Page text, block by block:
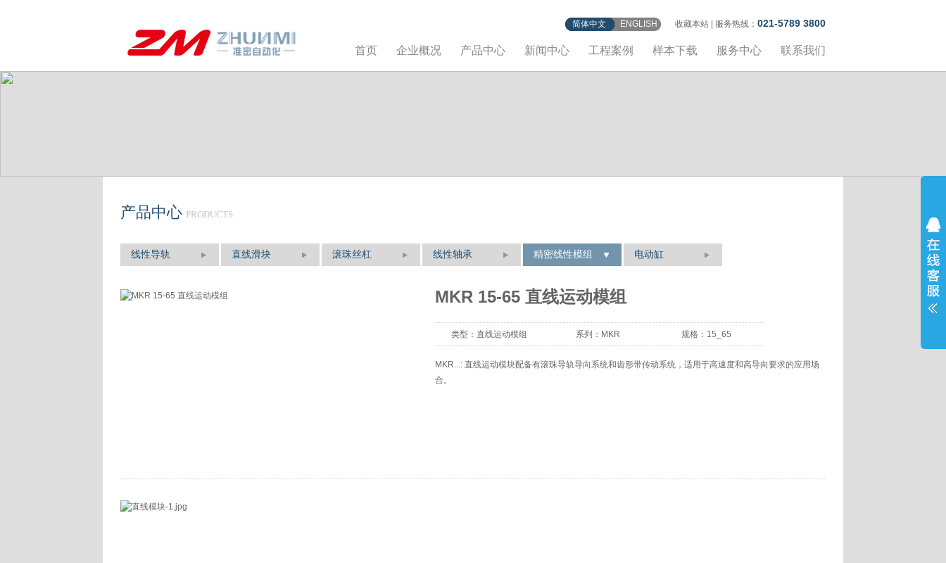
简体中文 ENGLISH 收藏本站 | 服务热线： 021-5789 3800
首页 企业概况 产品中心 新闻中心 工程案例 样本下载 服务中心 联系我们
产品中心 PRODUCTS
线性导轨 直线滑块 滚珠丝杠 线性轴承 精密线性模组 电动缸
MKR 15-65 直线运动模组
类型：直线运动模组 系列： MKR 规格： 15_65
MKR...: 直线运动模块配备有滚珠导轨导向系统和齿形带传动系统，适用于高速度和高导向要求的应用场
合。